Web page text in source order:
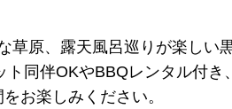
原、露天風呂巡りが楽しい
同伴OKやBBQレンタル付き
お楽しみください。